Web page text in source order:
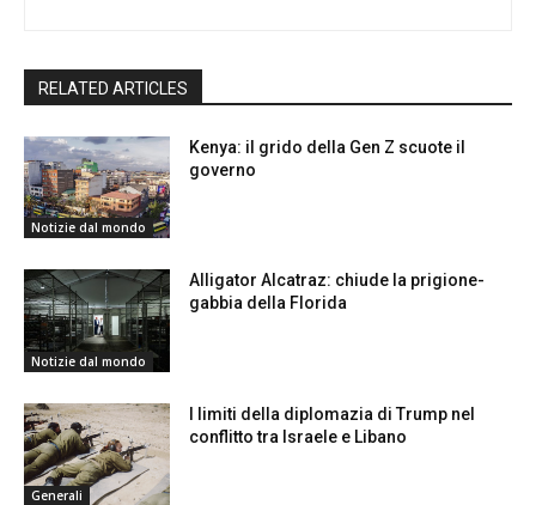
RELATED ARTICLES
Notizie dal mondo
Kenya: il grido della Gen Z scuote il
governo
Notizie dal mondo
Alligator Alcatraz: chiude la prigione-
gabbia della Florida
Generali
I limiti della diplomazia di Trump nel
conflitto tra Israele e Libano